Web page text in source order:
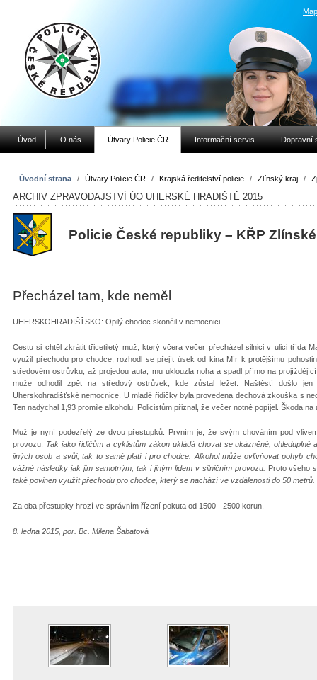
Úvod O nás Útvary Policie ČR Informační servis Dopravní
Úvodní strana / Útvary Policie ČR / Krajská ředitelství policie / Zlínský kraj /
ARCHIV ZPRAVODAJSTVÍ ÚO UHERSKÉ HRADIŠTĚ 2015
Policie České republiky – KŘP
Přecházel tam, kde neměl
UHERSKOHRADIŠŤSKO: Opilý chodec skončil v nemocnici.
Cestu si chtěl zkrátit třicetiletý muž, který včera večer přecházel silnici v ulici třída
využil přechodu pro chodce, rozhodl se přejít úsek od kina Mír k protějšímu
středovém ostrůvku, až projedou auta, mu uklouzla noha a spadl přímo na
muže odhodil zpět na středový ostrůvek, kde zůstal ležet. Naštěstí došlo
Uherskohradišťské nemocnice. U mladé řidičky byla provedena dechová zkouška s
Ten nadýchal 1,93 promile alkoholu. Policistům přiznal, že večer notně popíjel. Škoda
Muž je nyní podezřelý ze dvou přestupků. Prvním je, že svým chováním pod
provozu. Tak jako řidičům a cyklistům zákon ukládá chovat se ukázněně,
jiných osob a svůj, tak to samé platí i pro chodce. Alkohol může ovlivňovat pohyb
vážné následky jak jim samotným, tak i jiným lidem v silničním provozu.
Proto všeho
také povinen využít přechodu pro chodce, který se nachází ve vzdálenosti do 50 metrů.
Za oba přestupky hrozí ve správním řízení pokuta od 1500 - 2500 korun.
8. ledna 2015, por. Bc. Milena Šabatová